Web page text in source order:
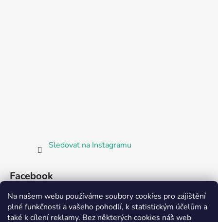
Na našem webu používáme soubory cookies pro zajištění
plné funkčnosti a vašeho pohodlí, k statistickým účelům a
také k cílení reklamy. Bez některých cookies náš web
Sledovat na Instagramu
Facebook